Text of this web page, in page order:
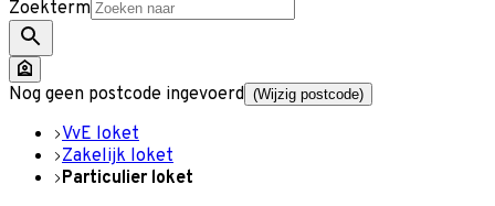
Zoekterm
Nog geen postcode ingevoerd (Wijzig postcode)
VvE loket
Zakelijk loket
Particulier loket